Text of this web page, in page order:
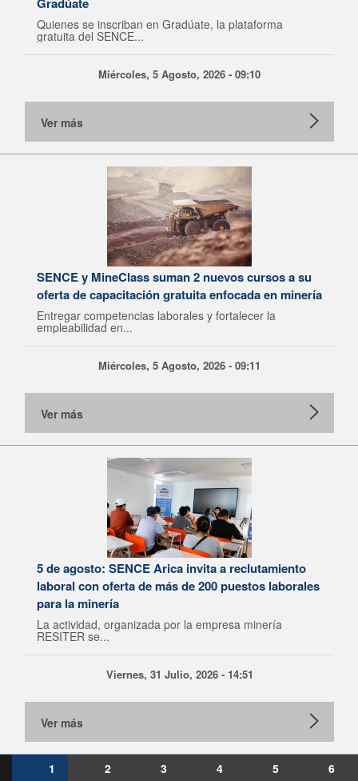
Quienes se inscriban en Gradúate, la plataforma
gratuita del SENCE...
Miércoles, 5 Agosto, 2026 - 09:10
Ver más
SENCE y MineClass suman 2 nuevos cursos a su
oferta de capacitación gratuita enfocada en minería
Entregar competencias laborales y fortalecer la
empleabilidad en...
Miércoles, 5 Agosto, 2026 - 09:11
Ver más
5 de agosto: SENCE Arica invita a reclutamiento
laboral con oferta de más de 200 puestos laborales
para la minería
La actividad, organizada por la empresa minería
RESITER se...
Viernes, 31 Julio, 2026 - 14:51
Ver más
1 2 3 4 5
6